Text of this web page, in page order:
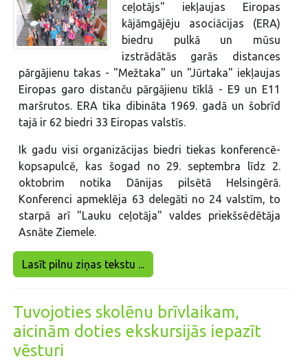
ceļotājs" iekļaujas Eiropas
kājāmgājēju asociācijas (ERA)
biedru pulkā un mūsu
izstrādātās garās distances
pārgājienu takas - "Mežtaka" un "Jūrtaka" iekļaujas
Eiropas garo distanču pārgājienu tīklā - E9 un E11
maršrutos. ERA tika dibināta 1969. gadā un šobrīd
tajā ir 62 biedri 33 Eiropas valstīs.
Ik gadu visi organizācijas biedri tiekas konferencē-
kopsapulcē, kas šogad no 29. septembra līdz 2.
oktobrim notika Dānijas pilsētā Helsingērā.
Konferenci apmeklēja 63 delegāti no 24 valstīm, to
starpā arī "Lauku ceļotāja" valdes priekšsēdētāja
Asnāte Ziemele.
Lasīt pilnu ziņas tekstu ...
Tuvojoties skolēnu brīvlaikam,
aicinām doties ekskursijās iepazīt
vēsturi